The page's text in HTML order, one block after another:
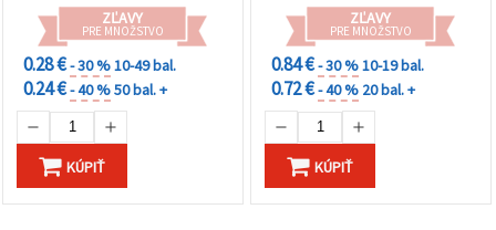
ZĽAVY
PRE MNOŽSTVO
0.28 €- 30 %10-49 bal.
0.24 €- 40 %50 bal. +
KÚPIŤ
ZĽAVY
PRE MNOŽSTVO
0.84 €- 30 %10-19 bal.
0.72 €- 40 % 20 bal. +
KÚPIŤ